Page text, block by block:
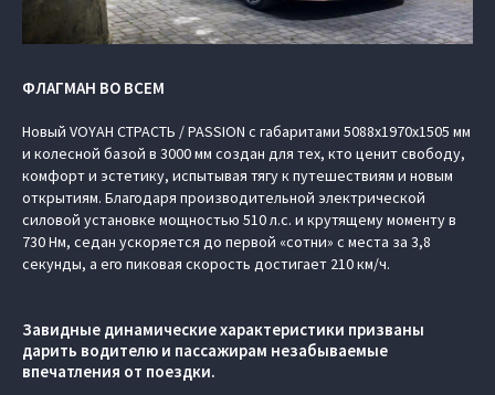
ФЛАГМАН ВО ВСЕМ
Новый VOYAH СТРАСТЬ / PASSION с габаритами 5088х1970х1505 мм
и колесной базой в 3000 мм создан для тех, кто ценит свободу,
комфорт и эстетику, испытывая тягу к путешествиям и новым
открытиям. Благодаря производительной электрической
силовой установке мощностью 510 л.с. и крутящему моменту в
730 Нм, седан ускоряется до первой «сотни» с места за 3,8
секунды, а его пиковая скорость достигает 210 км/ч.
Завидные динамические характеристики призваны
дарить водителю и пассажирам незабываемые
впечатления от поездки.